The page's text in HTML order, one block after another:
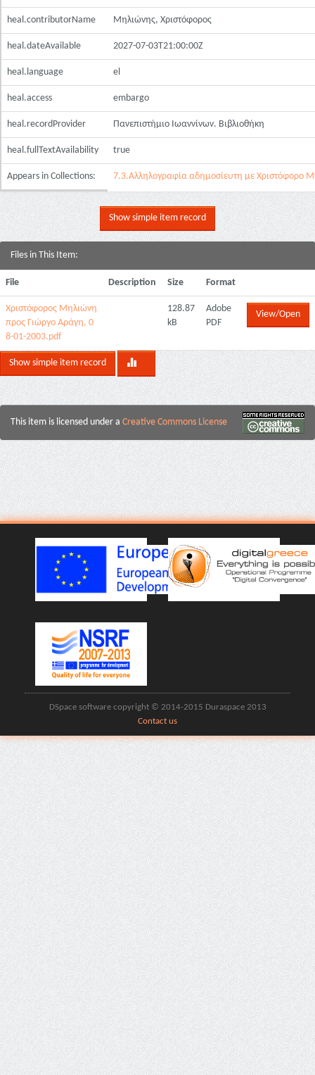
heal.contributorName Μηλιώνης, Χριστόφορος
heal.dateAvailable 2027-07-03T21:00:00Z
heal.language el
heal.access embargo
heal.recordProvider Πανεπιστήμιο Ιωαννίνων. Βιβλιοθήκη
heal.fullTextAvailability true
Appears in Collections: 7.3.Αλληλογραφία αδημοσίευτη με Χριστόφορο
Show simple item record
Files in This Item:
File Description Size Format
Χριστόφορος Μηλιώνη
προς Γιώργο Αράγη, 0
8-01-2003.pdf
128.87
kB
Adobe
PDF
View/Open
Show simple item record
This item is licensed under a Creative Commons License
DSpace software copyright © 2014-2015 Duraspace 2013
Contact us